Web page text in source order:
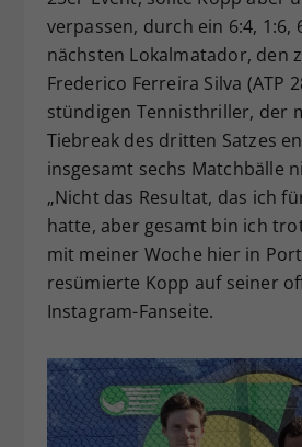
verpassen, durch ein 6:4, 1:6,
nächsten Lokalmatador, den
Frederico Ferreira Silva (ATP
stündigen Tennisthriller, der
Tiebreak des dritten Satzes
insgesamt sechs Matchbälle
„Nicht das Resultat, das ich
hatte, aber gesamt bin ich
mit meiner Woche hier in
resümierte Kopp auf seiner
Instagram-Fanseite.